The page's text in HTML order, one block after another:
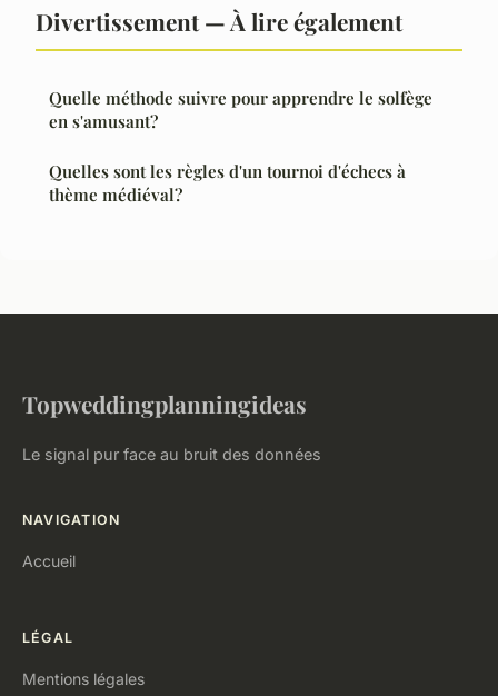
Divertissement — À lire également
Quelle méthode suivre pour apprendre le solfège
en s'amusant?
Quelles sont les règles d'un tournoi d'échecs à
thème médiéval?
Topweddingplanningideas
Le signal pur face au bruit des données
NAVIGATION
Accueil
LÉGAL
Mentions légales